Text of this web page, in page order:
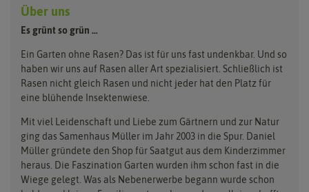
Tierrasen
Landschaftsrasen
Rasendünger
Erde
Unkrautbeseitigung
Greenfield
Grüne Oase
Hauert Manna
Kiepenkerl
Samen maier
Über uns
Es grünt so grün …
Ein Garten ohne Rasen? Das ist für uns fast undenkbar. Und so
haben wir uns auf Rasen aller Art spezialisiert. Schließlich ist
Rasen nicht gleich Rasen und nicht jeder hat den Platz für
eine blühende Insektenwiese.
Mit viel Leidenschaft und Liebe zum Gärtnern und zur Natur
ging das Samenhaus Müller im Jahr 2003 in die Spur. Daniel
Müller gründete den Shop für Saatgut aus dem Kinderzimmer
heraus. Die Faszination Garten wurden ihm schon fast in die
Wiege gelegt. Was als Nebenerwerbe begann wurde schon